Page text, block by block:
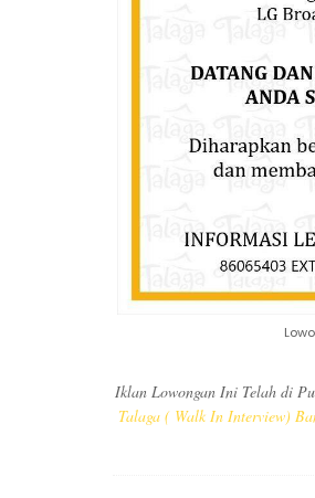
Iklan Lowongan Ini Telah di
Talaga ( Walk In Interview)